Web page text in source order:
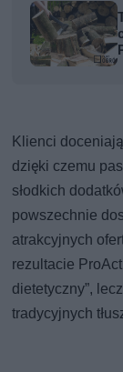
Klienci
dzięki czemu
słodkich
powszechnie
atrakcyjnych
rezultacie
dietetyczny”,
tradycyjnych